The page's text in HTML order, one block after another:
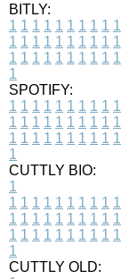
BITLY:
1 1 1 1 1 1 1 1 1 1
1 1 1 1 1 1 1 1 1 1
1 1 1 1 1 1 1 1 1 1
1
SPOTIFY:
1 1 1 1 1 1 1 1 1 1
1 1 1 1 1 1 1 1 1 1
1 1 1 1 1 1 1 1 1 1
1
CUTTLY BIO:
1
1 1 1 1 1 1 1 1 1 1
1 1 1 1 1 1 1 1 1 1
1 1 1 1 1 1 1 1 1 1
1
CUTTLY OLD: